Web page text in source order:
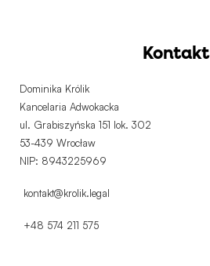
Kontakt
Dominika Królik
Kancelaria Adwokacka
ul. Grabiszyńska 151 lok. 302
53-439 Wrocław
NIP: 8943225969
kontakt@krolik.legal
+48 574 211 575